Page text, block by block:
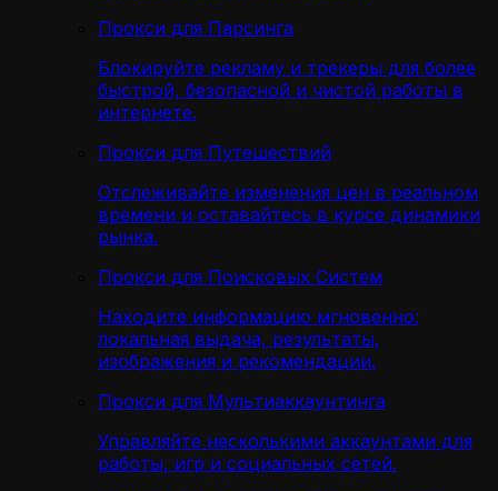
Прокси для Парсинга
Блокируйте рекламу и трекеры для более
быстрой, безопасной и чистой работы в
интернете.
Прокси для Путешествий
Отслеживайте изменения цен в реальном
времени и оставайтесь в курсе динамики
рынка.
Прокси для Поисковых Систем
Находите информацию мгновенно:
локальная выдача, результаты,
изображения и рекомендации.
Прокси для Мультиаккаунтинга
Управляйте несколькими аккаунтами для
работы, игр и социальных сетей.